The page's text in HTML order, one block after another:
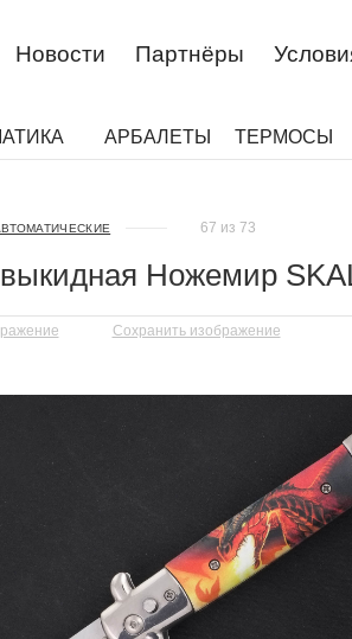
Новости Партнёры
АРБАЛЕТЫ ТЕРМОСЫ
67 из 73
Ножемир
Сохранить изображение